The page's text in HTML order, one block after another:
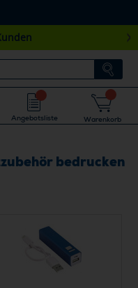
Angebotsliste Warenkorb
bedrucken